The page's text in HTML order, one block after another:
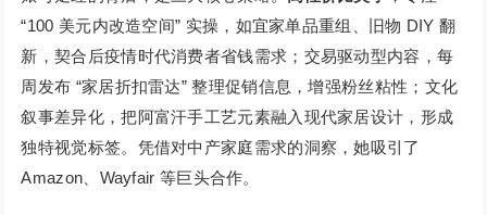
“100 美元内改造空间” 实操，如宜家单品重组、旧物 DIY 翻
新，契合后疫情时代消费者省钱需求；交易驱动型内容，每
周发布 “家居折扣雷达” 整理促销信息，增强粉丝粘性；文化
叙事差异化，把阿富汗手工艺元素融入现代家居设计，形成
独特视觉标签。凭借对中产家庭需求的洞察，她吸引了
Amazon、Wayfair 等巨头合作。